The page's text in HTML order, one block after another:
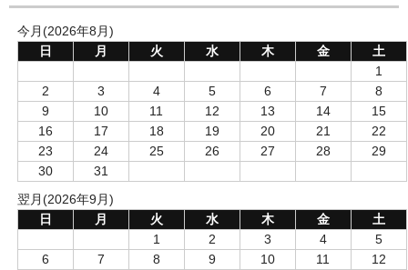
今月(2026年8月)
日
月 火 水 木 金
土
1
2
3 4 5 6 7
8
9
10 11 12 13 14
15
16
17 18 19 20 21
22
23
24 25 26 27 28
29
30
31
翌月(2026年9月)
日
月 火 水 木 金
土
1
2 3 4
5
6
7 8 9 10 11
12